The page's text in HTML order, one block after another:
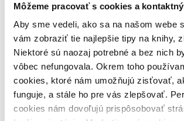
Môžeme pracovať s cookies a
Aby sme vedeli, ako sa na našom webe
vám zobraziť tie najlepšie tipy na knihy,
Niektoré sú naozaj potrebné a bez nich
vôbec nefungovala. Okrem toho
cookies, ktoré nám umožňujú zisťovať,
funguje, a stále ho pre vás zlepšovať.
cookies nám dovoľujú prispôsobovať
Najvyššia zľava
Použité filtre
Zrušiť filtre
čítané - výborný stav